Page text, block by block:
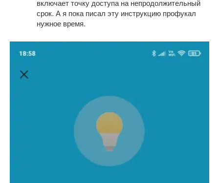
включает точку доступа на непродолжительный
срок. А я пока писал эту инструкцию профукал
нужное время.